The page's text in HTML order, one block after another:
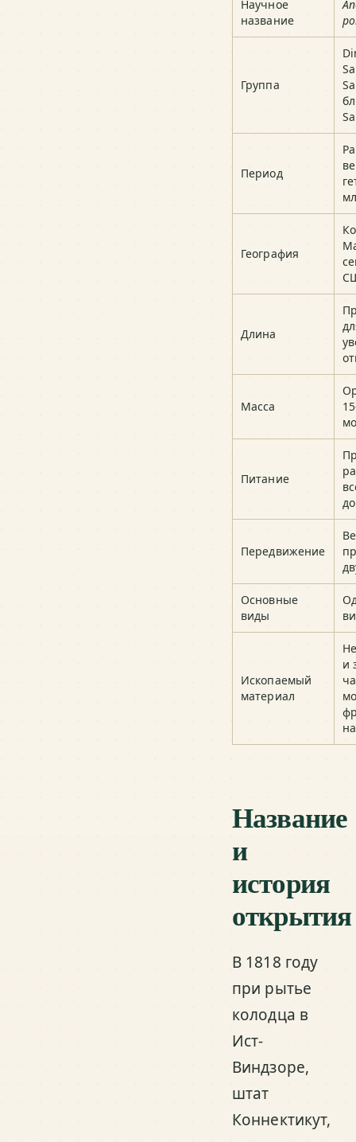
Научное
название
Группа
Период
География
Длина
Масса
Питание
Передвижение
Основные
виды
Ископаемый
материал
и
Название
и
история
открытия
В 1818 году
при рытье
колодца в
Ист-
Виндзоре,
штат
Коннектикут,